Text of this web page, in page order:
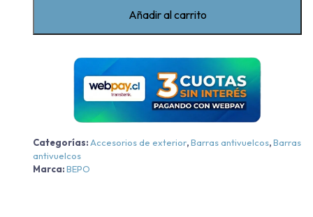
Bepo
Mitsubishi
L200
Work/Katana/Dakar
-
Negra
-
Negra
Añadir al carrito
Categorías:Accesorios de exterior,Barras antivuelcos,Barras
antivuelcos
Marca:BEPO